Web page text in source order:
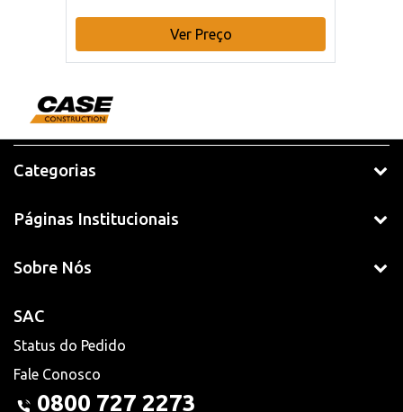
Ver Preço
Categorias
Páginas Institucionais
Sobre Nós
SAC
Status do Pedido
Fale Conosco
0800 727 2273